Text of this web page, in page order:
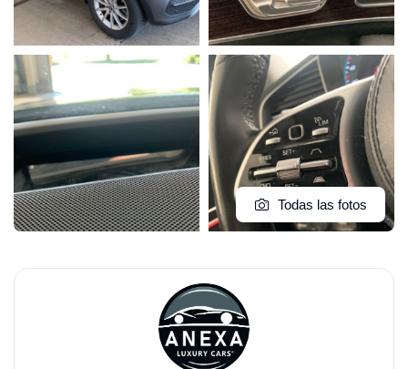
Todas las fotos